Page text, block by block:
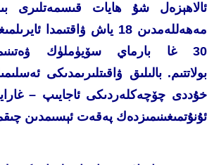
ئالاھېزەل شۇ ھايات قىسمەتلىرى
مەھەللەمدىن 18 ياش ۋاقتىمدا
30 غا بارماي سۆيۈملۈك
بولاتتىم. بالىلىق ۋاقىتلىرىمدىكى
خۇددى چۆچەكلەردىكى ئاجايىپ –
ئۇنۇتمىغىنىمىزدەك پەقەت ئېسىمدىن